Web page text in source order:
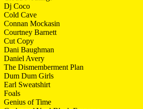
Dj Coco
Cold Cave
Connan Mockasin
Courtney Barnett
Cut Copy
Dani Baughman
Daniel Avery
The Dismemberment Plan
Dum Dum Girls
Earl Sweatshirt
Foals
Genius of Time